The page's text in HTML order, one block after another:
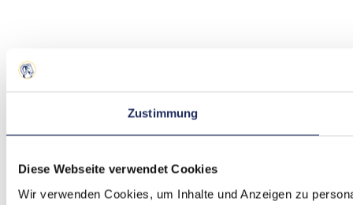
Zustimmung
Diese Webseite verwendet Cookies
Wir verwenden Cookies, um Inhalte und Anzeigen zu